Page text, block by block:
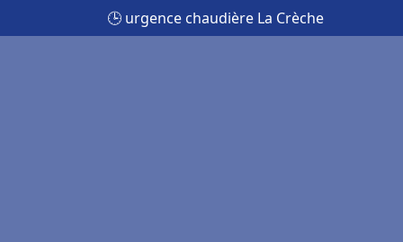
🕒 urgence chaudière La Crèche